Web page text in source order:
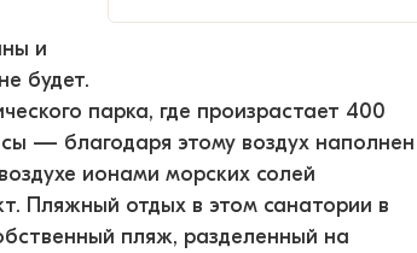
и
будет.
парка, где произрастает 400
— благодаря этому воздух наполнен
ионами морских солей
Пляжный отдых в этом санатории в
пляж, разделенный на